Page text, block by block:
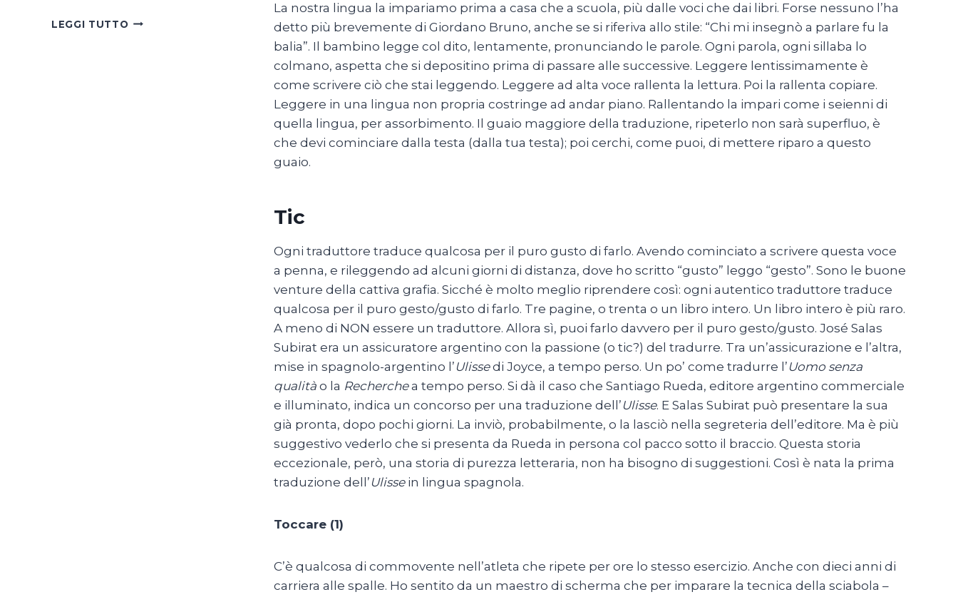
La nostra lingua la impariamo prima a casa che a scuola, più dalle voci che dai libri. Forse nessuno l’ha
detto più brevemente di Giordano Bruno, anche se si riferiva allo stile: “Chi mi insegnò a parlare fu la
balia”. Il bambino legge col dito, lentamente, pronunciando le parole. Ogni parola, ogni sillaba lo
colmano, aspetta che si depositino prima di passare alle successive. Leggere lentissimamente è
come scrivere ciò che stai leggendo. Leggere ad alta voce rallenta la lettura. Poi la rallenta copiare.
Leggere in una lingua non propria costringe ad andar piano. Rallentando la impari come i seienni di
quella lingua, per assorbimento. Il guaio maggiore della traduzione, ripeterlo non sarà superfluo, è
che devi cominciare dalla testa (dalla tua testa); poi cerchi, come puoi, di mettere riparo a questo
guaio.
Tic
Ogni traduttore traduce qualcosa per il puro gusto di farlo. Avendo cominciato a scrivere questa voce
a penna, e rileggendo ad alcuni giorni di distanza, dove ho scritto “gusto” leggo “gesto”. Sono le buone
venture della cattiva grafia. Sicché è molto meglio riprendere così: ogni autentico traduttore traduce
qualcosa per il puro gesto/gusto di farlo. Tre pagine, o trenta o un libro intero. Un libro intero è più raro.
A meno di NON essere un traduttore. Allora sì, puoi farlo davvero per il puro gesto/gusto. José Salas
Subirat era un assicuratore argentino con la passione (o tic?) del tradurre. Tra un’assicurazione e l’altra,
mise in spagnolo-argentino l’ Ulissedi Joyce, a tempo perso. Un po’ come tradurre l’ Uomo senza
qualità o la Recherchea tempo perso. Si dà il caso che Santiago Rueda, editore argentino commerciale
e illuminato, indica un concorso per una traduzione dell’ Ulisse. E Salas Subirat può presentare la sua
già pronta, dopo pochi giorni. La inviò, probabilmente, o la lasciò nella segreteria dell’editore. Ma è più
suggestivo vederlo che si presenta da Rueda in persona col pacco sotto il braccio. Questa storia
eccezionale, però, una storia di purezza letteraria, non ha bisogno di suggestioni. Così è nata la prima
traduzione dell’ Ulissein lingua spagnola.
Toccare (1)
C’è qualcosa di commovente nell’atleta che ripete per ore lo stesso esercizio. Anche con dieci anni di
carriera alle spalle. Ho sentito da un maestro di scherma che per imparare la tecnica della sciabola –
LEGGI TUTTO SON